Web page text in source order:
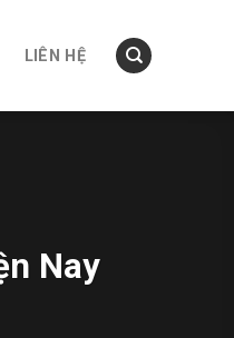
LIÊN HỆ
Nay